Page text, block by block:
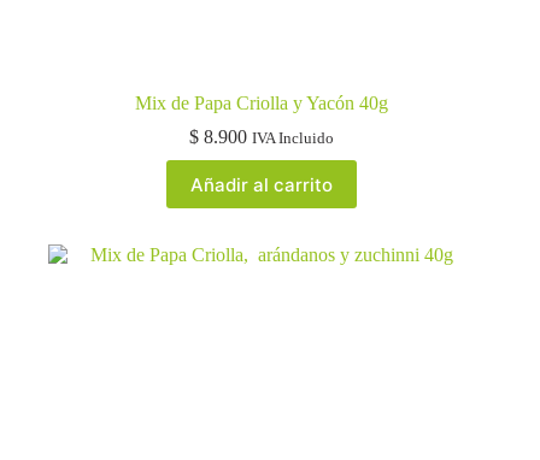
Mix de Papa Criolla y Yacón 40g
$ 8.900 IVA Incluido
Añadir al carrito